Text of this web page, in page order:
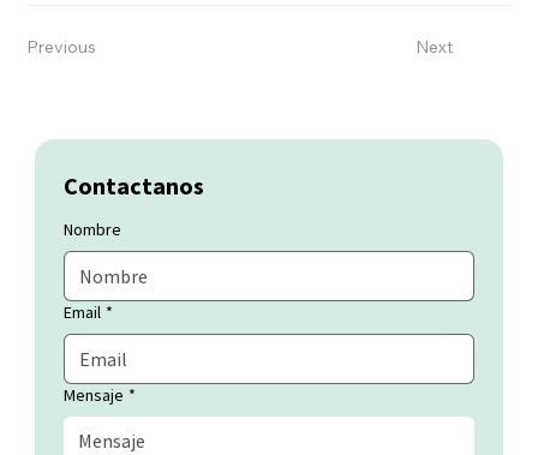
Previous Next
Contactanos
Nombre
Email *
Mensaje *